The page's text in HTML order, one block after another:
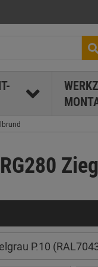
P.10